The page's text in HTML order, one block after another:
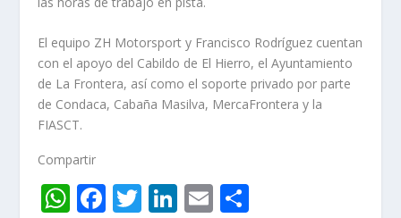
El equipo ZH Motorsport y Francisco Rodríguez cuentan
con el apoyo del Cabildo de El Hierro, el Ayuntamiento
de La Frontera, así como el soporte privado por parte
de Condaca, Cabaña Masilva, MercaFrontera y la
FIASCT.
Compartir
W F T Li E